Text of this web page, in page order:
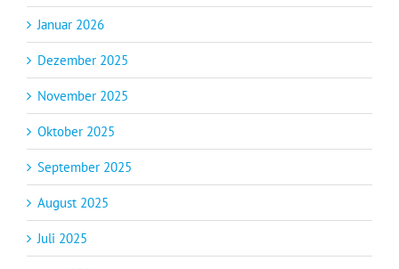
Januar 2026
Dezember 2025
November 2025
Oktober 2025
September 2025
August 2025
Juli 2025